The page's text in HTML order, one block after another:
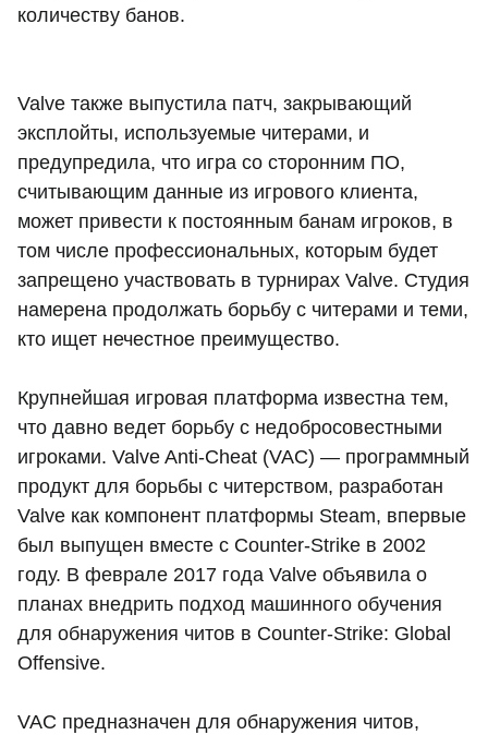
количеству банов.
Valve также выпустила патч, закрывающий
эксплойты, используемые читерами, и
предупредила, что игра со сторонним ПО,
считывающим данные из игрового клиента,
может привести к постоянным банам игроков, в
том числе профессиональных, которым будет
запрещено участвовать в турнирах Valve. Студия
намерена продолжать борьбу с читерами и теми,
кто ищет нечестное преимущество.
Крупнейшая игровая платформа известна тем,
что давно ведет борьбу с недобросовестными
игроками. Valve Anti-Cheat (VAC) — программный
продукт для борьбы с читерством, разработан
Valve как компонент платформы Steam, впервые
был выпущен вместе с Counter-Strike в 2002
году. В феврале 2017 года Valve объявила о
планах внедрить подход машинного обучения
для обнаружения читов в Counter-Strike: Global
Offensive.
VAC предназначен для обнаружения читов,